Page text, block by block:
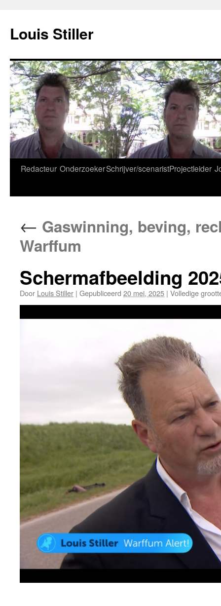
inhoud
Louis Stiller
Redacteur OnderzoekerSchrijver/scenaristProjectleider
← Gaswinning, beving,
Warffum
Schermafbeelding
Door Louis Stiller | Gepubliceerd 20 mei, 2025 | Volledige